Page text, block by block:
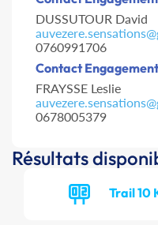
DUSSUTOUR David
0760991706
Contact Engagement
FRAYSSE Leslie
0678005379
Résultats
Trail 10